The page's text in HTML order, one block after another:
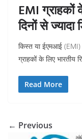
EMI ग्राहकों
दिनों से
किस्त या ईएमआई (EMI)
ग्राहकों के लिए भारतीय
Read More
← Previous